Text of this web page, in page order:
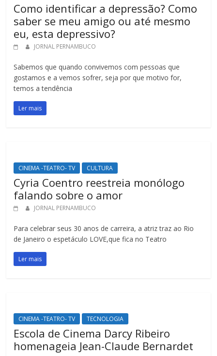
Como identificar a depressão? Como
saber se meu amigo ou até mesmo
eu, esta depressivo?
JORNAL PERNAMBUCO
Sabemos que quando convivemos com pessoas que
gostamos e a vemos sofrer, seja por que motivo for,
temos a tendência
Ler mais
CINEMA -TEATRO- TV CULTURA
Cyria Coentro reestreia monólogo
falando sobre o amor
JORNAL PERNAMBUCO
Para celebrar seus 30 anos de carreira, a atriz traz ao Rio
de Janeiro o espetáculo LOVE,que fica no Teatro
Ler mais
CINEMA -TEATRO- TV TECNOLOGIA
Escola de Cinema Darcy Ribeiro
homenageia Jean-Claude Bernardet